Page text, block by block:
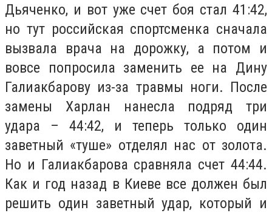
Дьяченко, и вот уже счет боя стал 41:42,
но тут российская спортсменка сначала
вызвала врача на дорожку, а потом и
вовсе попросила заменить ее на Дину
Галиакбарову из-за травмы ноги. После
замены Харлан нанесла подряд три
удара – 44:42, и теперь только один
заветный «туше» отделял нас от золота.
Но и Галиакбарова сравняла счет 44:44.
Как и год назад в Киеве все должен был
решить один заветный удар, который и